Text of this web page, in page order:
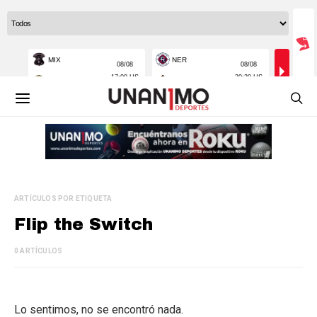
ARTÍCULOS POR ETIQUETA
Flip the Switch
0 ARTÍCULOS
Lo sentimos, no se encontró nada.